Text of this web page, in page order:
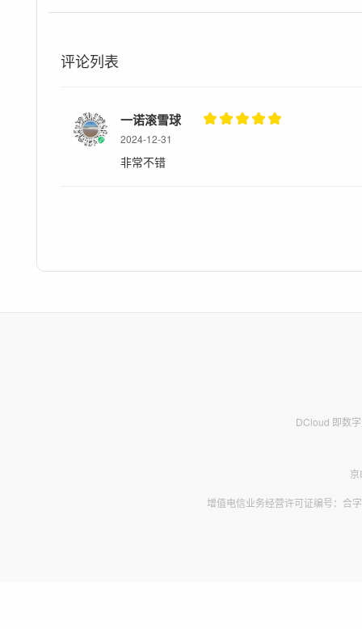
评论列表
一诺滚雪球
2024-12-31
非常不错
DCloud 即数
增值电信业务经营许可证编号：合